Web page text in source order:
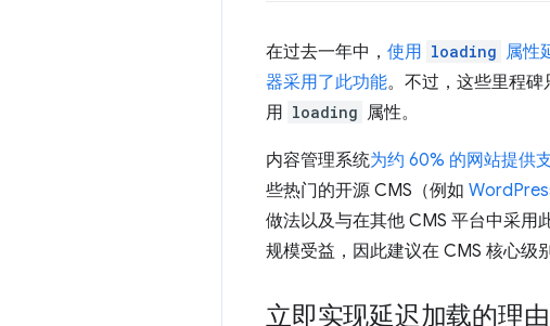
在过去一年中， 使用 loading 属性
器采用了此功能。不过，这些里程碑
用 loading 属性。
内容管理系统为约 60% 的网站提供
些热门的开源 CMS（例如
做法以及与在其他 CMS 平台中采用
规模受益，因此建议在 CMS 核心级
立即实现延迟加载的理由